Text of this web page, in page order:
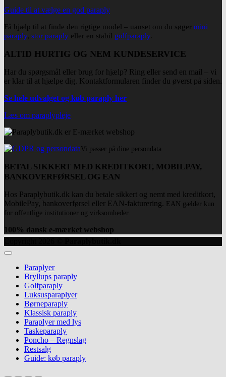
Guide til at vælge en god paraply
Få hjælp til at finde den rigtige model – uanset om du søger mini
paraply, stor paraply eller en stabil golfparaply.
ALTID HURTIG OG NEM KUNDESERVICE
Har du spørgsmål eller brug for hjælp? Ring eller send en mail – vi
er klar til at hjælpe dig. Kontaktformularen finder du øverst på siden.
Se hele udvalget og køb paraply her
Læs om paraplypleje
Vi passer på dine persondata
BETAL SIKKERT MED KREDITKORT, MOBILPAY,
BANKOVERFØRSEL OG EAN
Hos Paraplybutik.dk kan du betale sikkert og nemt med kreditkort,
MobilePay, bankoverførsel eller EAN-fakturering. EAN gælder kun
for offentlige institutioner og virksomheder.
100% dansk e-mærket webshop
Paraplyer
Bryllups paraply
Golfparaply
Luksusparaplyer
Børneparaply
Klassisk paraply
Paraplyer med lys
Taskeparaply
Poncho – Regnslag
Restsalg
Guide: køb paraply